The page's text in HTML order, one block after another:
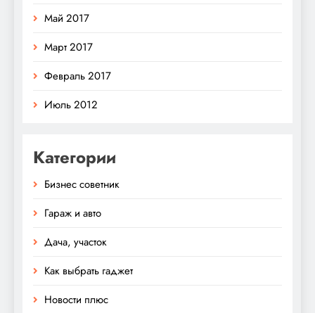
Май 2017
Март 2017
Февраль 2017
Июль 2012
Категории
Бизнес советник
Гараж и авто
Дача, участок
Как выбрать гаджет
Новости плюс